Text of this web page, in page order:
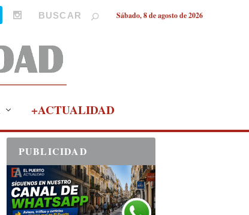
Sábado, 8 de agosto de 2026
+ACTUALIDAD
PUBLICIDAD